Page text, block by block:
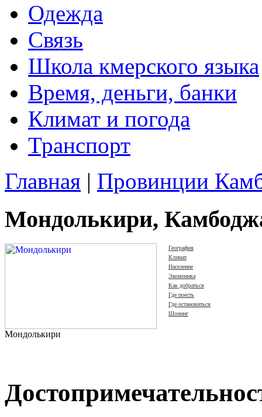
Одежда
Связь
Школа кмерского языка
Время, деньги, банки
Климат и погода
Транспорт
Главная | Провинции
Мондолькири,
Мондолькири
География
Климат
Население
Экономика
Как добраться
Где поесть
Где остановиться
Шопинг